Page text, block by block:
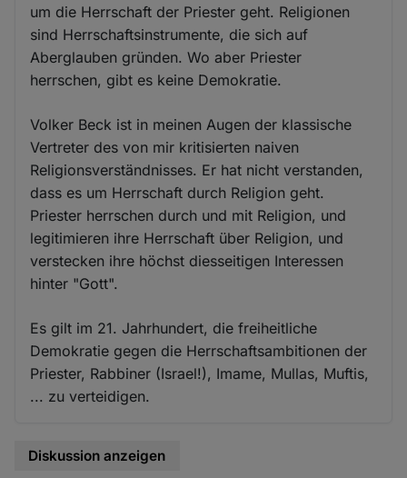
um die Herrschaft der Priester geht. Religionen
sind Herrschaftsinstrumente, die sich auf
Aberglauben gründen. Wo aber Priester
herrschen, gibt es keine Demokratie.
Volker Beck ist in meinen Augen der klassische
Vertreter des von mir kritisierten naiven
Religionsverständnisses. Er hat nicht verstanden,
dass es um Herrschaft durch Religion geht.
Priester herrschen durch und mit Religion, und
legitimieren ihre Herrschaft über Religion, und
verstecken ihre höchst diesseitigen Interessen
hinter "Gott".
Es gilt im 21. Jahrhundert, die freiheitliche
Demokratie gegen die Herrschaftsambitionen der
Priester, Rabbiner (Israel!), Imame, Mullas, Muftis,
... zu verteidigen.
Diskussion anzeigen